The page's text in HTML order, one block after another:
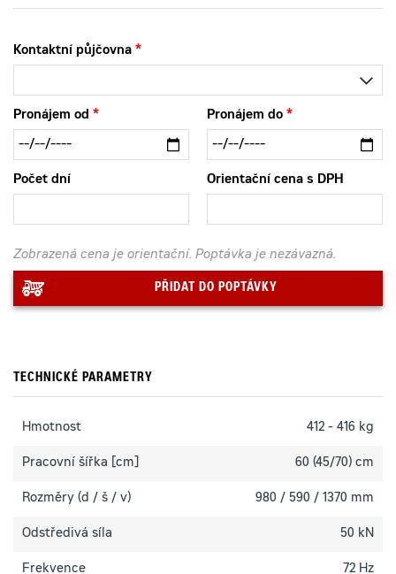
Kontaktní půjčovna
Pronájem od Pronájem do
Počet dní Orientační cena s DPH
Zobrazená cena je orientační. Poptávka je nezávazná.
PŘIDAT DO POPTÁVKY
TECHNICKÉ PARAMETRY
Hmotnost 412 - 416 kg
Pracovní šířka [cm] 60 (45/70) cm
Rozměry (d / š / v) 980 / 590 / 1370 mm
Odstředivá síla 50 kN
Frekvence 72 Hz